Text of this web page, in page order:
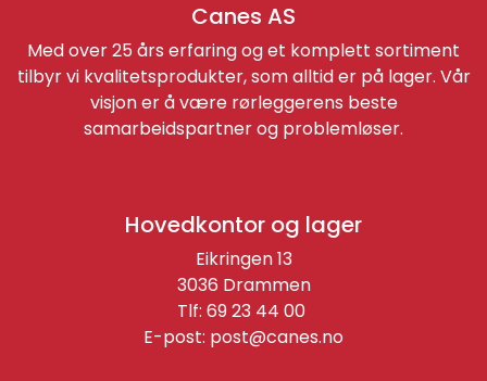
Canes AS
Med over 25 års erfaring og et komplett sortiment
tilbyr vi kvalitetsprodukter, som alltid er på lager. Vår
visjon er å være rørleggerens beste
samarbeidspartner og problemløser.
Hovedkontor og lager
Eikringen 13
3036 Drammen
Tlf: 69 23 44 00
E-post: post@canes.no